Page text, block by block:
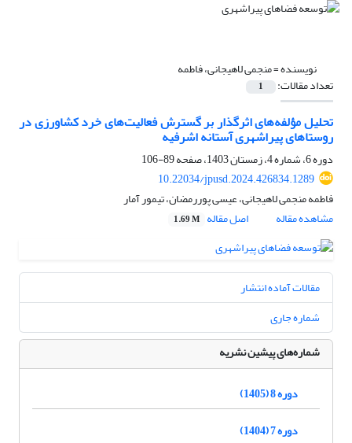
نویسنده =منجمی لاهیجانی، فاطمه
تعداد مقالات: 1
تحلیل مؤلفه‌های اثرگذار بر گسترش فعالیت‌های خرد کشاورزی در
روستاهای پیراشهری آستانه اشرفیه
دوره 6، شماره 4، زمستان 1403، صفحه
89-106
10.22034/jpusd.2024.426834.1289
فاطمه منجمی لاهیجانی، عیسی پوررمضان، تیمور آمار
مشاهده مقاله
اصل مقاله 1.69 M
مقالات آماده انتشار
شماره جاری
شماره‌های پیشین نشریه
دوره 8 (1405)
دوره 7 (1404)